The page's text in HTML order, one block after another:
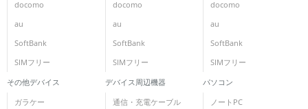
docomo
au
SoftBank
SIMフリー
docomo
au
SoftBank
SIMフリー
docomo
au
SoftBank
SIMフリー
その他デバイス
ガラケー
デバイス周辺機器
通信・充電ケーブル
パソコン
ノートPC